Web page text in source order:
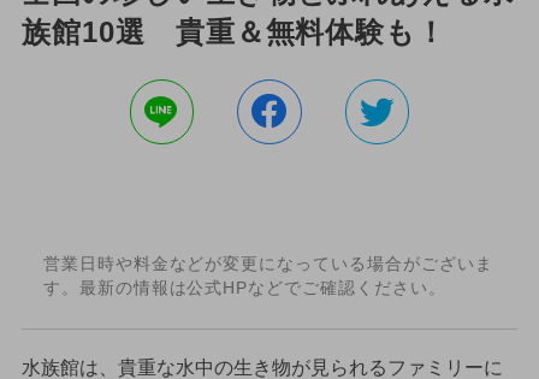
族館10選 貴重＆無料体験も！
営業日時や料金などが変更になっている場合がございま
す。最新の情報は公式HPなどでご確認ください。
水族館は、貴重な水中の生き物が見られるファミリーに